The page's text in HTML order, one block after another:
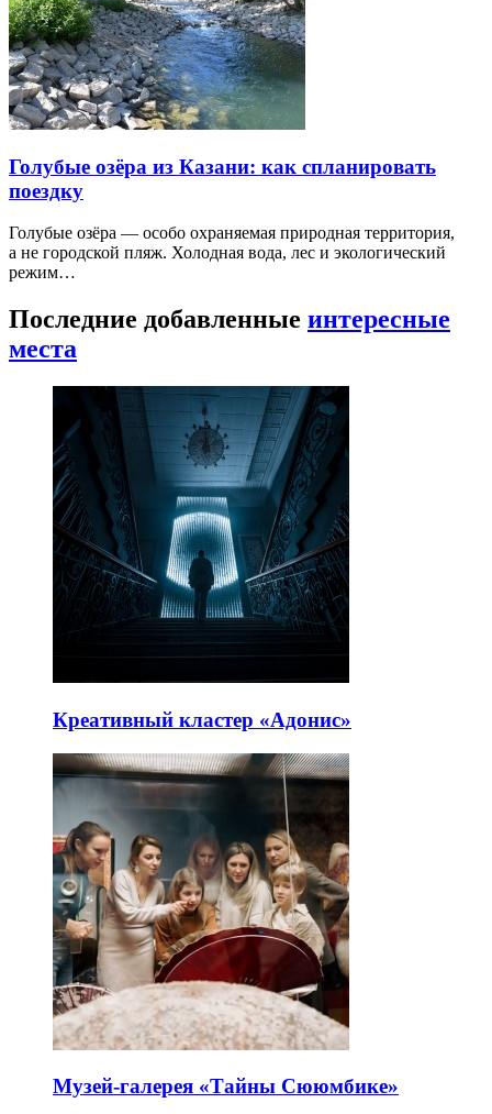
Голубые озёра из Казани: как спланировать
поездку
Голубые озёра — особо охраняемая природная территория,
а не городской пляж. Холодная вода, лес и экологический
режим…
Последние добавленные интересные
места
Креативный кластер «Адонис»
Музей-галерея «Тайны Сююмбике»